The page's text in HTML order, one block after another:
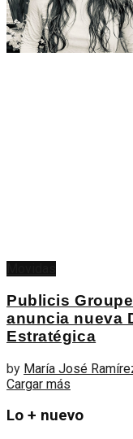
Publicis
anuncia nueva
Estratégica
by María José
Cargar más
Lo + nuevo